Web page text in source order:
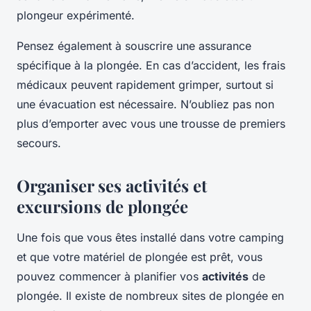
plongeur expérimenté.
Pensez également à souscrire une assurance
spécifique à la plongée. En cas d’accident, les frais
médicaux peuvent rapidement grimper, surtout si
une évacuation est nécessaire. N’oubliez pas non
plus d’emporter avec vous une trousse de premiers
secours.
Organiser ses activités et
excursions de plongée
Une fois que vous êtes installé dans votre camping
et que votre matériel de plongée est prêt, vous
pouvez commencer à planifier vos activités de
plongée. Il existe de nombreux sites de plongée en